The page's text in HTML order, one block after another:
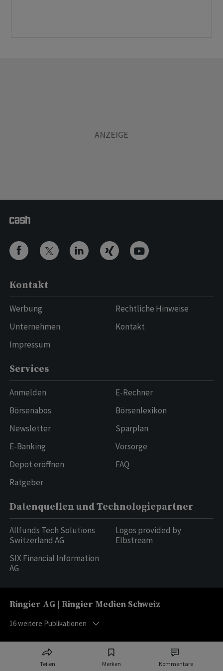
Teilen Merken Kommentare
Kontakt
Werbung
Unternehmen
Impressum
Rechtliche Hinweise
Kontakt
Services
Anmelden
Börsenabos
Newsletter
E-Banking
Depot eröffnen
Ratgeber
E-Rechner
Börsenlexikon
Sparplan
Vorsorge
FAQ
Datenquellen und Technologiepartner
Allfunds Tech Solutions
Switzerland AG
SIX Financial Information
AG
Logos provided by
Elbstream
Ringier AG | Ringier Medien Schweiz
16weitere Publikationen